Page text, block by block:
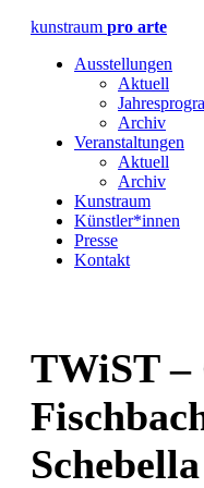
kunstraum pro arte
Ausstellungen
Aktuell
Archiv
Veranstaltungen
Aktuell
Archiv
Kunstraum
Künstler*innen
Presse
Kontakt
TWiST
Schebella